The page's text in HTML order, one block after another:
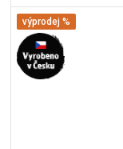
výprodej %